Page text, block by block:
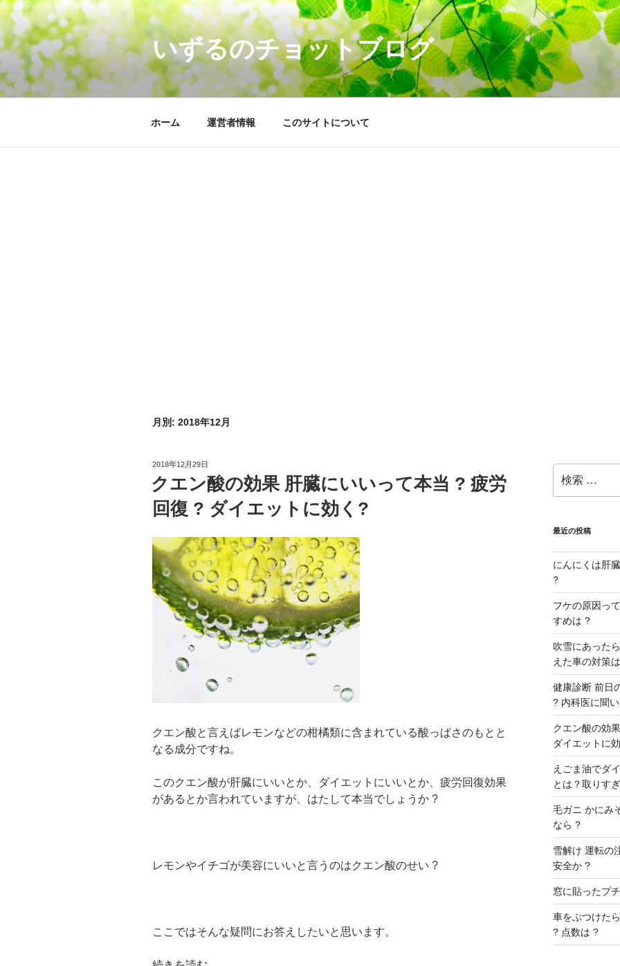
コ
テ
ン
ツ
へ
いずるのチョットブログ
ホーム 運営者情報 このサイトについて
月別: 2018年12月
投
稿
日:
2018年12月29日
クエン酸の効果 肝臓にいいって本当 ? 疲労
回復 ? ダイエットに効く?
クエン酸と言えばレモンなどの柑橘類に含まれている酸っぱさのもとと
なる成分ですね。
このクエン酸が肝臓にいいとか、ダイエットにいいとか、疲労回復効果
があるとか言われていますが、はたして本当でしょうか ?
レモンやイチゴが美容にいいと言うのはクエン酸のせい ?
ここではそんな疑問にお答えしたいと思います。
索:
最近の投稿
にんにくは肝
?
フケの原因っ
すめは ?
吹雪にあった
えた車の対策
健康診断 前日
? 内科医に聞
クエン酸の効
ダイエットに
えごま油でダ
とは？取りす
毛ガニ かにみ
なら ?
雪解け 運転の
安全か ?
窓に貼ったプ
車をぶつけた
? 点数は ?